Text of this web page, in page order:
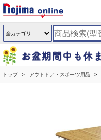
トップ アウトドア・スポーツ用品